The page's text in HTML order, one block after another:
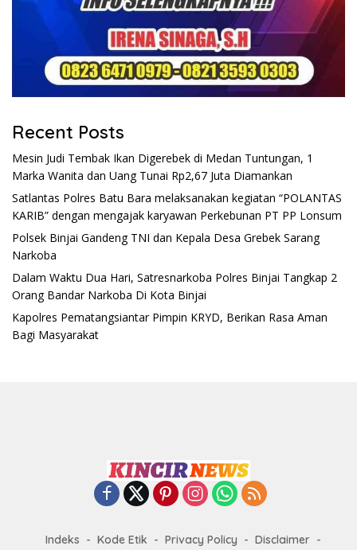
Recent Posts
Mesin Judi Tembak Ikan Digerebek di Medan Tuntungan, 1
Marka Wanita dan Uang Tunai Rp2,67 Juta Diamankan
Satlantas Polres Batu Bara melaksanakan kegiatan “POLANTAS
KARIB” dengan mengajak karyawan Perkebunan PT PP Lonsum
Polsek Binjai Gandeng TNI dan Kepala Desa Grebek Sarang
Narkoba
Dalam Waktu Dua Hari, Satresnarkoba Polres Binjai Tangkap 2
Orang Bandar Narkoba Di Kota Binjai
Kapolres Pematangsiantar Pimpin KRYD, Berikan Rasa Aman
Bagi Masyarakat
Indeks Kode Etik Privacy Policy
Disclaimer